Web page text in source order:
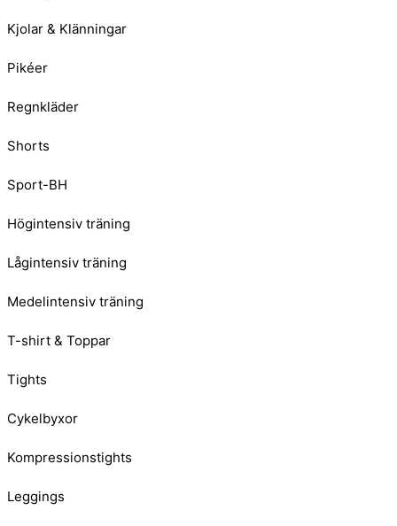
Kjolar & Klänningar
Pikéer
Regnkläder
Shorts
Sport-BH
Högintensiv träning
Lågintensiv träning
Medelintensiv träning
T-shirt & Toppar
Tights
Cykelbyxor
Kompressionstights
Leggings